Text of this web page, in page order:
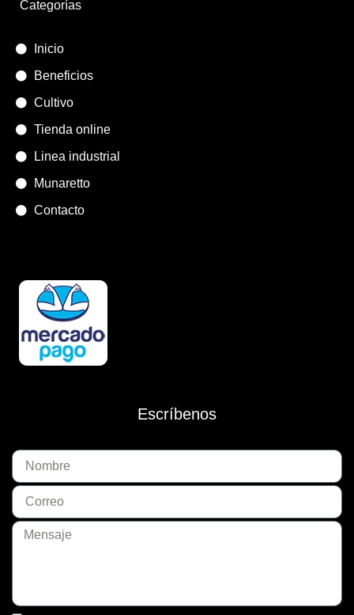
Categorías
Inicio
Beneficios
Cultivo
Tienda online
Linea industrial
Munaretto
Contacto
Escríbenos